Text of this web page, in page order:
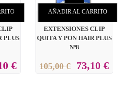
PLUS
€
AÑADIR AL CARRITO
EXTENSIONES CLIP
QUITA Y PON HAIR PLUS
Nº8
105,00 € 73,10 €